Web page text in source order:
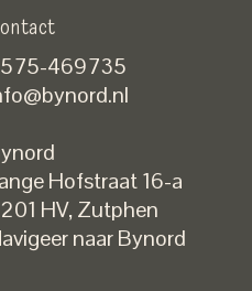
469735
Hofstraat 16-a
HV,Zutphen
naar Bynord